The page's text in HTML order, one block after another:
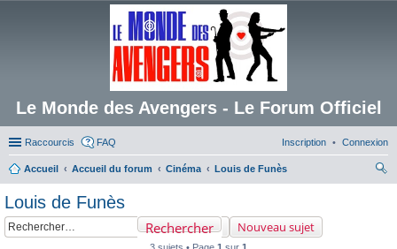
Le Monde des Avengers - Le Forum Officiel
Raccourcis FAQ Connexion
Inscription
Accueil Accueil du forum Cinéma
Louis de Funès
Louis de Funès
Nouveau sujet
Rechercher